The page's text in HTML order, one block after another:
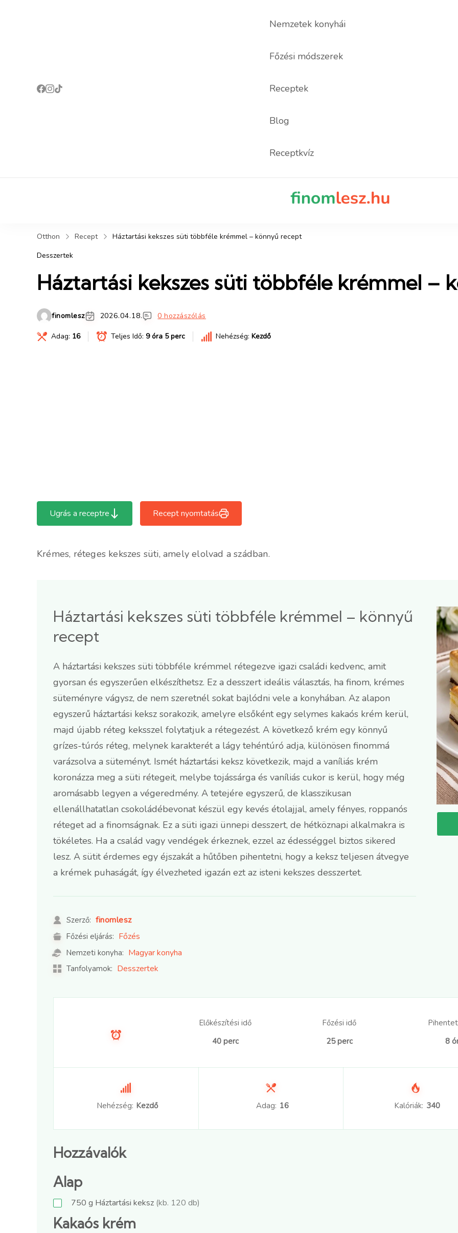
Nemzetek konyhái
Főzési módszerek
Receptek
Blog
Receptkvíz
Otthon Recept
Háztartási kekszes süti többféle krémmel – könnyű recept
Desszertek
Háztartási kekszes süti többféle krémmel –
finomlesz 2026.04.18. 0 hozzászólás
Adag: 16 Teljes Idő: 9 óra 5 perc Nehézség: Kezdő
Ugrás a receptre Recept nyomtatás
Krémes, réteges kekszes süti, amely elolvad a szádban.
Háztartási kekszes süti többféle krémmel – könnyű
recept
A háztartási kekszes süti többféle krémmel rétegezve igazi családi kedvenc, amit
gyorsan és egyszerűen elkészíthetsz. Ez a desszert ideális választás, ha finom, krémes
süteményre vágysz, de nem szeretnél sokat bajlódni vele a konyhában. Az alapon
egyszerű háztartási keksz sorakozik, amelyre elsőként egy selymes kakaós krém kerül,
majd újabb réteg keksszel folytatjuk a rétegezést. A következő krém egy könnyű
grízes-túrós réteg, melynek karakterét a lágy tehéntúró adja, különösen finommá
varázsolva a süteményt. Ismét háztartási keksz következik, majd a vaníliás krém
koronázza meg a süti rétegeit, melybe tojássárga és vaníliás cukor is kerül, hogy még
aromásabb legyen a végeredmény. A tetejére egyszerű, de klasszikusan
ellenállhatatlan csokoládébevonat készül egy kevés étolajjal, amely fényes, roppanós
réteget ad a finomságnak. Ez a süti igazi ünnepi desszert, de hétköznapi alkalmakra is
tökéletes. Ha a család vagy vendégek érkeznek, ezzel az édességgel biztos sikered
lesz. A sütit érdemes egy éjszakát a hűtőben pihentetni, hogy a keksz teljesen átvegye
a krémek puhaságát, így élvezheted igazán ezt az isteni kekszes desszertet.
Szerző: finomlesz
Főzési eljárás: Főzés
Nemzeti konyha: Magyar konyha
Tanfolyamok: Desszertek
Előkészítési idő
40 perc
Főzési idő
25 perc
8
Nehézség: Kezdő Adag: 16 Kalóriák: 340
Hozzávalók
Alap
750 g Háztartási keksz (kb. 120 db)
Kakaós krém